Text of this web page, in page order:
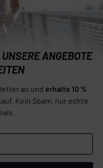
ANGEBOTE
an und erhalte 10 %
Kein Spam, nur echte